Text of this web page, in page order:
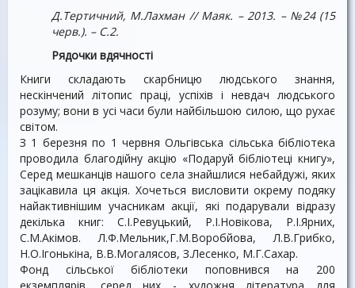
Д.Тертичний, М.Лахман // Маяк. – 2013. – №24 (15
черв.). – С.2.
Рядочки вдячності
Книги складають скарбницю людського знання,
нескінчений літопис праці, успіхів і невдач людського
розуму; вони в усі часи були найбільшою силою, що рухає
світом.
З 1 березня по 1 червня Ольгівська сільська бібліотека
проводила благодійну акцію «Подаруй бібліотеці книгу»,
Серед мешканців нашого села знайшлися небайдужі, яких
зацікавила ця акція. Хочеться висловити окрему подяку
найактивнішим учасникам акції, які подарували відразу
декілька книг: С.І.Ревуцький, Р.І.Новікова, Р.І.Ярних,
С.М.Акімов. Л.Ф.Мельник,Г.М.Воробйова, Л.В.Грибко,
Н.О.Ігонькіна, В.В.Могалясов, З.Лесенко, М.Г.Сахар.
Фонд сільської бібліотеки поповнився на 200